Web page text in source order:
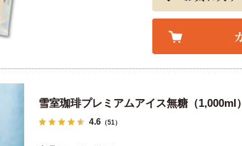
雪室珈琲プレミアムアイス無糖（1,000ml）
4.6（51）